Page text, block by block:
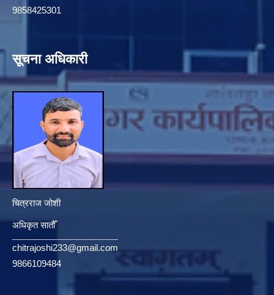
9858425301
सूचना अधिकारी
चित्रराज जोशी
अधिकृत सातौँ
chitrajoshi233@gmail.com
9866109484